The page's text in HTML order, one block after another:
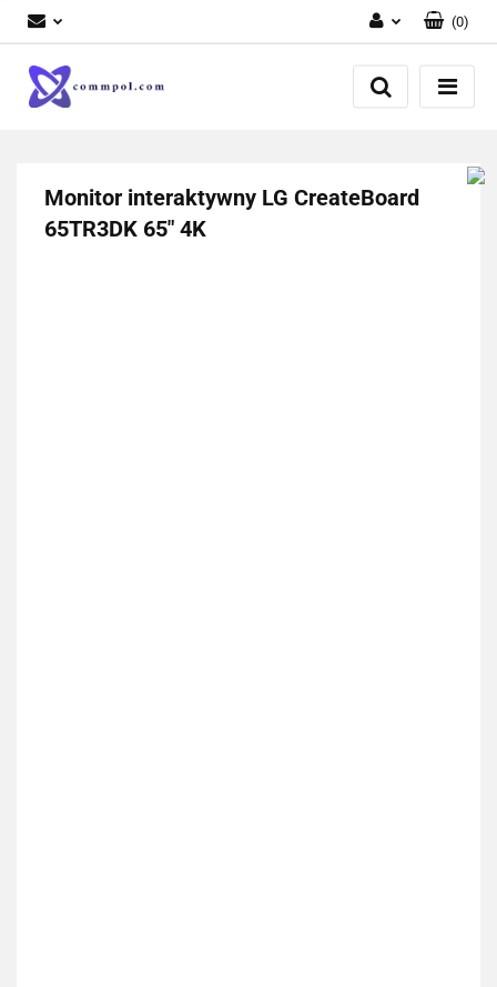
Zaloguj się
Zarejestruj się
(0)
Monitor interaktywny LG CreateBoard
65TR3DK 65" 4K